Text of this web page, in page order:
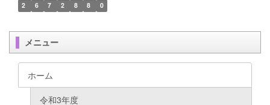
2 6 7 2 8 8 0
メニュー
ホーム
令和3年度